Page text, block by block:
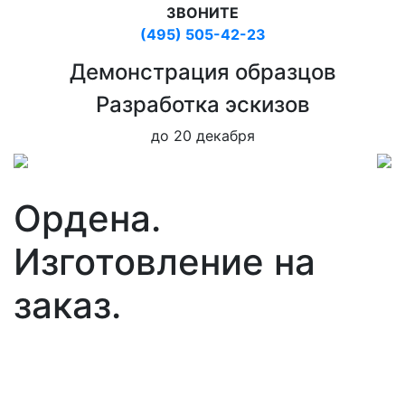
ЗВОНИТЕ
(495) 505-42-23
Дeмонстрация образцов
Pазработка эскизов
до 20 декабря
Ордена.
Изготовление на
заказ.